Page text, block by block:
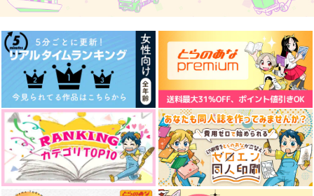
愛とかいろいろあるところ あなたは俺の運命でしょ！！
やらしく躾けて愛してあげる－Dom
／Subユニバース－２
最狂ヤンキーが僕だけに夢中な
件！？
MAMORU MIYANO ASIA LIV
E TOUR 2025-2026 ～VACATI
ONING!～/宮野真守 春夏秋冬代行者 春の舞